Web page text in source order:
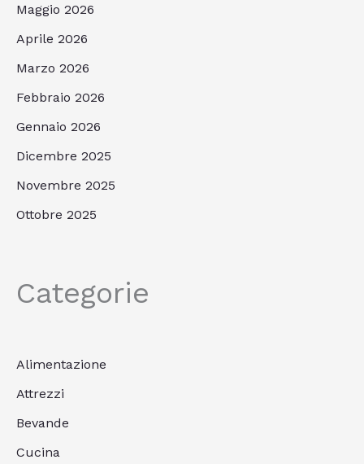
Maggio 2026
Aprile 2026
Marzo 2026
Febbraio 2026
Gennaio 2026
Dicembre 2025
Novembre 2025
Ottobre 2025
Categorie
Alimentazione
Attrezzi
Bevande
Cucina